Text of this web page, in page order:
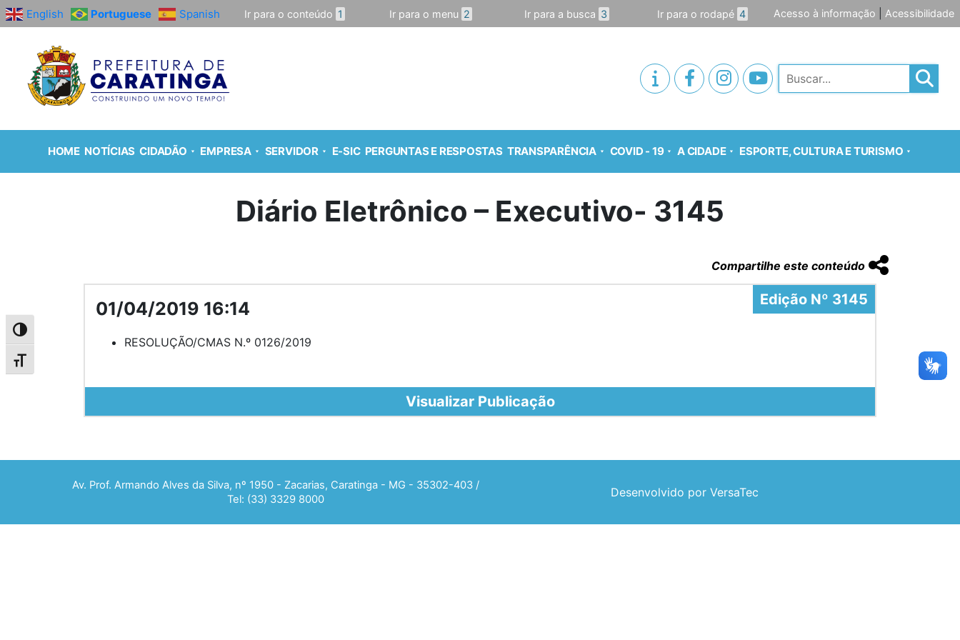
Alternar alto contraste
Alternar tamanho da fonte
English Portuguese Spanish Ir para o conteúdo 1 Ir para o menu 2 Ir para a busca 3 Ir para o rodapé 4 Acesso à informação Acessibilidade
Pesquisar
HOME NOTÍCIAS CIDADÃO EMPRESA SERVIDOR E-SIC PERGUNTAS E RESPOSTAS TRANSPARÊNCIA COVID - 19 A CIDADE ESPORTE, CULTURA E TURISMO
Diário Eletrônico – Executivo- 3145
Compartilhe este conteúdo
Edição Nº 3145
01/04/2019 16:14
RESOLUÇÃO/CMAS N.º 0126/2019
Visualizar Publicação
Av. Prof. Armando Alves da Silva, nº 1950 - Zacarias, Caratinga - MG - 35302-403 /
Tel: (33) 3329 8000
Desenvolvido por VersaTec